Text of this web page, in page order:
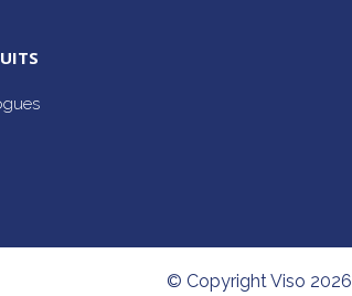
© Copyright Viso 2026